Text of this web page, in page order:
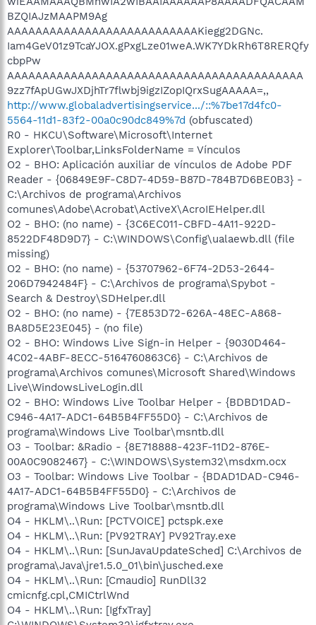
BZQIAJzMAAPM9Ag
AAAAAAAAAAAAAAAAAAAAAAAAAAAKiegg2DGNc.
Iam4GeV01z9TcaYJOX.gPxgLze01weA.WK7YDkRh6T8RERQfy
cbpPw
AAAAAAAAAAAAAAAAAAAAAAAAAAAAAAAAAAAAAAAAAA
9zz7fApUGwJXDjhTr7flwbj9igzIZopIQrxSugAAAAA=,,
http://www.globaladvertisingservice.../::%7be17d4fc0-
5564-11d1-83f2-00a0c90dc849%7d (obfuscated)
R0 - HKCU\Software\Microsoft\Internet
Explorer\Toolbar,LinksFolderName = Vínculos
O2 - BHO: Aplicación auxiliar de vínculos de Adobe PDF
Reader - {06849E9F-C8D7-4D59-B87D-784B7D6BE0B3} -
C:\Archivos de programa\Archivos
comunes\Adobe\Acrobat\ActiveX\AcroIEHelper.dll
O2 - BHO: (no name) - {3C6EC011-CBFD-4A11-922D-
8522DF48D9D7} - C:\WINDOWS\Config\ualaewb.dll (file
missing)
O2 - BHO: (no name) - {53707962-6F74-2D53-2644-
206D7942484F} - C:\Archivos de programa\Spybot -
Search & Destroy\SDHelper.dll
O2 - BHO: (no name) - {7E853D72-626A-48EC-A868-
BA8D5E23E045} - (no file)
O2 - BHO: Windows Live Sign-in Helper - {9030D464-
4C02-4ABF-8ECC-5164760863C6} - C:\Archivos de
programa\Archivos comunes\Microsoft Shared\Windows
Live\WindowsLiveLogin.dll
O2 - BHO: Windows Live Toolbar Helper - {BDBD1DAD-
C946-4A17-ADC1-64B5B4FF55D0} - C:\Archivos de
programa\Windows Live Toolbar\msntb.dll
O3 - Toolbar: &Radio - {8E718888-423F-11D2-876E-
00A0C9082467} - C:\WINDOWS\System32\msdxm.ocx
O3 - Toolbar: Windows Live Toolbar - {BDAD1DAD-C946-
4A17-ADC1-64B5B4FF55D0} - C:\Archivos de
programa\Windows Live Toolbar\msntb.dll
O4 - HKLM\..\Run: [PCTVOICE] pctspk.exe
O4 - HKLM\..\Run: [PV92TRAY] PV92Tray.exe
O4 - HKLM\..\Run: [SunJavaUpdateSched] C:\Archivos de
programa\Java\jre1.5.0_01\bin\jusched.exe
O4 - HKLM\..\Run: [Cmaudio] RunDll32
cmicnfg.cpl,CMICtrlWnd
O4 - HKLM\..\Run: [IgfxTray]